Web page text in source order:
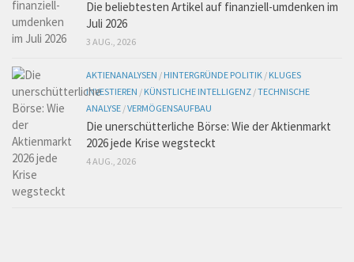
Die beliebtesten Artikel auf finanziell-umdenken im
Juli 2026
3 AUG., 2026
AKTIENANALYSEN / HINTERGRÜNDE POLITIK / KLUGES
INVESTIEREN / KÜNSTLICHE INTELLIGENZ /TECHNISCHE
ANALYSE /VERMÖGENSAUFBAU
Die unerschütterliche Börse: Wie der Aktienmarkt
2026 jede Krise wegsteckt
4 AUG., 2026